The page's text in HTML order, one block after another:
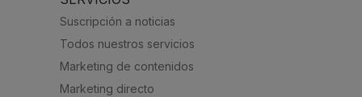
Suscripción a noticias
Todos nuestros servicios
Marketing de contenidos
Marketing directo